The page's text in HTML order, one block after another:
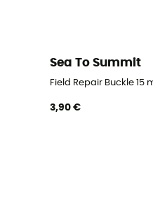
/ compartiment ouvert
Sea To Summit
Field Repair Buckle
3,90 €